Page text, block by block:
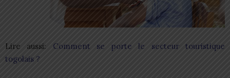
Lire aussi: Comment se porte le secteur touristique
togolais ?